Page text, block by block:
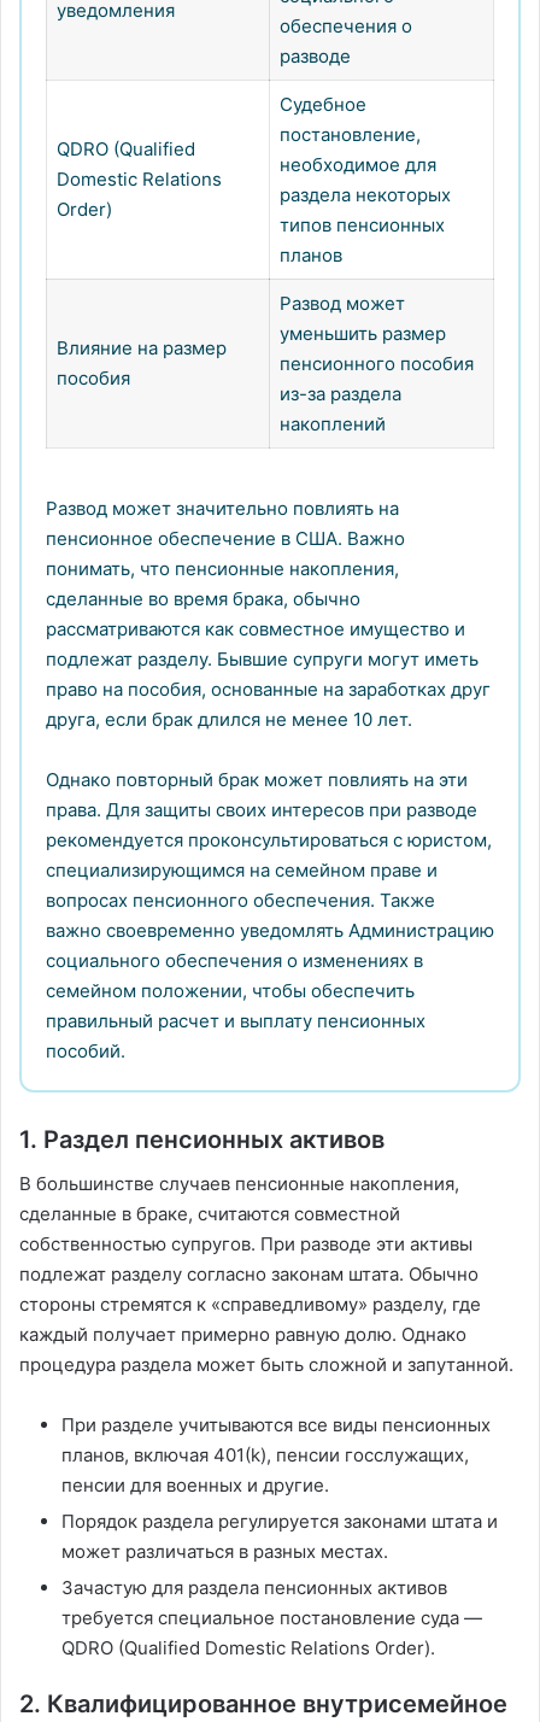
уведомления
обеспечения о
разводе
QDRO (Qualified
Domestic Relations
Order)
Судебное
постановление,
необходимое для
раздела некоторых
типов пенсионных
планов
Влияние на размер
пособия
Развод может
уменьшить размер
пенсионного пособия
из-за раздела
накоплений
Развод может значительно повлиять на
пенсионное обеспечение в США. Важно
понимать, что пенсионные накопления,
сделанные во время брака, обычно
рассматриваются как совместное имущество и
подлежат разделу. Бывшие супруги могут иметь
право на пособия, основанные на заработках друг
друга, если брак длился не менее 10 лет.
Однако повторный брак может повлиять на эти
права. Для защиты своих интересов при разводе
рекомендуется проконсультироваться с юристом,
специализирующимся на семейном праве и
вопросах пенсионного обеспечения. Также
важно своевременно уведомлять Администрацию
социального обеспечения о изменениях в
семейном положении, чтобы обеспечить
правильный расчет и выплату пенсионных
пособий.
1. Раздел пенсионных активов
В большинстве случаев пенсионные накопления,
сделанные в браке, считаются совместной
собственностью супругов. При разводе эти активы
подлежат разделу согласно законам штата. Обычно
стороны стремятся к «справедливому» разделу, где
каждый получает примерно равную долю. Однако
процедура раздела может быть сложной и запутанной.
При разделе учитываются все виды пенсионных
планов, включая 401(k), пенсии госслужащих,
пенсии для военных и другие.
Порядок раздела регулируется законами штата и
может различаться в разных местах.
Зачастую для раздела пенсионных активов
требуется специальное постановление суда —
QDRO (Qualified Domestic Relations Order).
2. Квалифицированное внутрисемейное